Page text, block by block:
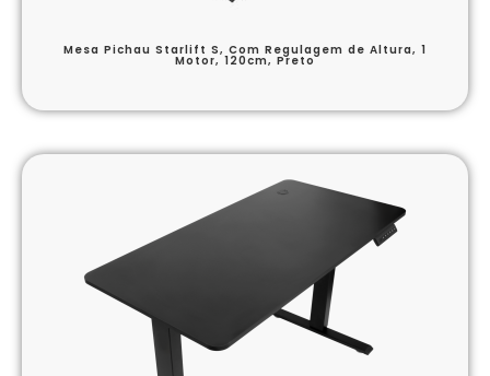
Mesa Pichau Starlift S, Com Regulagem de Altura, 1
Motor, 120cm, Preto